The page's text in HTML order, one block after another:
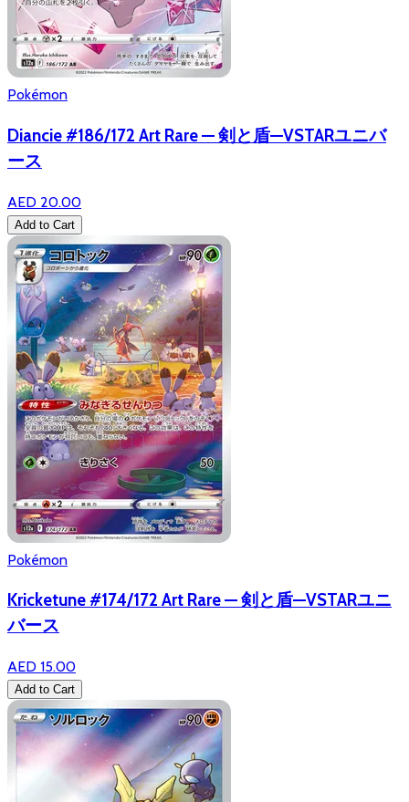
Pokémon
Diancie #186/172 Art Rare — 剣と盾—VSTARユニバ
ース
AED 20.00
Add to Cart
Pokémon
Kricketune #174/172 Art Rare — 剣と盾—VSTARユニ
バース
AED 15.00
Add to Cart